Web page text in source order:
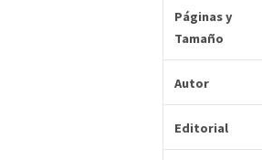
Páginas y
Tamaño
Autor
Editorial